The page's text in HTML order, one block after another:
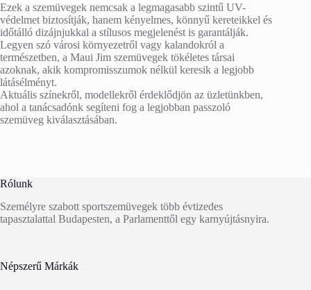
Ezek a szemüvegek nemcsak a legmagasabb szintű UV-
védelmet biztosítják, hanem kényelmes, könnyű kereteikkel és
időtálló dizájnjukkal a stílusos megjelenést is garantálják.
Legyen szó városi környezetről vagy kalandokról a
természetben, a Maui Jim szemüvegek tökéletes társai
azoknak, akik kompromisszumok nélkül keresik a legjobb
látásélményt.
Aktuális színekről, modellekről érdeklődjön az üzletünkben,
ahol a tanácsadónk segíteni fog a legjobban passzoló
szemüveg kiválasztásában.
Rólunk
Személyre szabott sportszemüvegek több évtizedes
tapasztalattal Budapesten, a Parlamenttől egy karnyújtásnyira.
Népszerű Márkák